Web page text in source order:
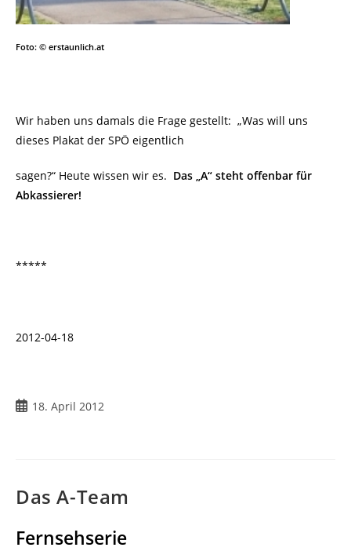
Foto: © erstaunlich.at
Wir haben uns damals die Frage gestellt: „Was will uns
dieses Plakat der SPÖ eigentlich
sagen?“ Heute wissen wir es. Das „A“ steht offenbar für
Abkassierer!
*****
2012-04-18
Beitrag18. April 2012
Das A-Team
Fernsehserie